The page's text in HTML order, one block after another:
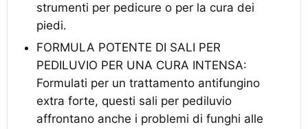
strumenti per pedicure o per la cura dei
piedi.
FORMULA POTENTE DI SALI PER
PEDILUVIO PER UNA CURA INTENSA:
Formulati per un trattamento antifungino
extra forte, questi sali per pediluvio
affrontano anche i problemi di funghi alle